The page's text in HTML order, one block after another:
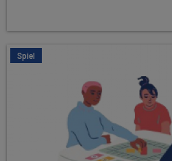
Spiel